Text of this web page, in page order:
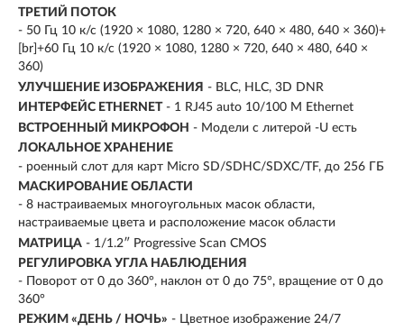
ТРЕТИЙ ПОТОК
- 50 Гц 10 к/с (1920 × 1080, 1280 × 720, 640 × 480, 640 × 360)+
[br]+60 Гц 10 к/с (1920 × 1080, 1280 × 720, 640 × 480, 640 ×
360)
УЛУЧШЕНИЕ ИЗОБРАЖЕНИЯ - BLC, HLC, 3D DNR
ИНТЕРФЕЙС ETHERNET - 1 RJ45 auto 10/100 М Ethernet
ВСТРОЕННЫЙ МИКРОФОН - Модели с литерой -U есть
ЛОКАЛЬНОЕ ХРАНЕНИЕ
- роенный слот для карт Micro SD/SDHC/SDXC/TF, до 256 ГБ
МАСКИРОВАНИЕ ОБЛАСТИ
- 8 настраиваемых многоугольных масок области,
настраиваемые цвета и расположение масок области
МАТРИЦА - 1/1.2″ Progressive Scan CMOS
РЕГУЛИРОВКА УГЛА НАБЛЮДЕНИЯ
- Поворот от 0 до 360°, наклон от 0 до 75°, вращение от 0 до
360°
РЕЖИМ «ДЕНЬ / НОЧЬ» - Цветное изображение 24/7